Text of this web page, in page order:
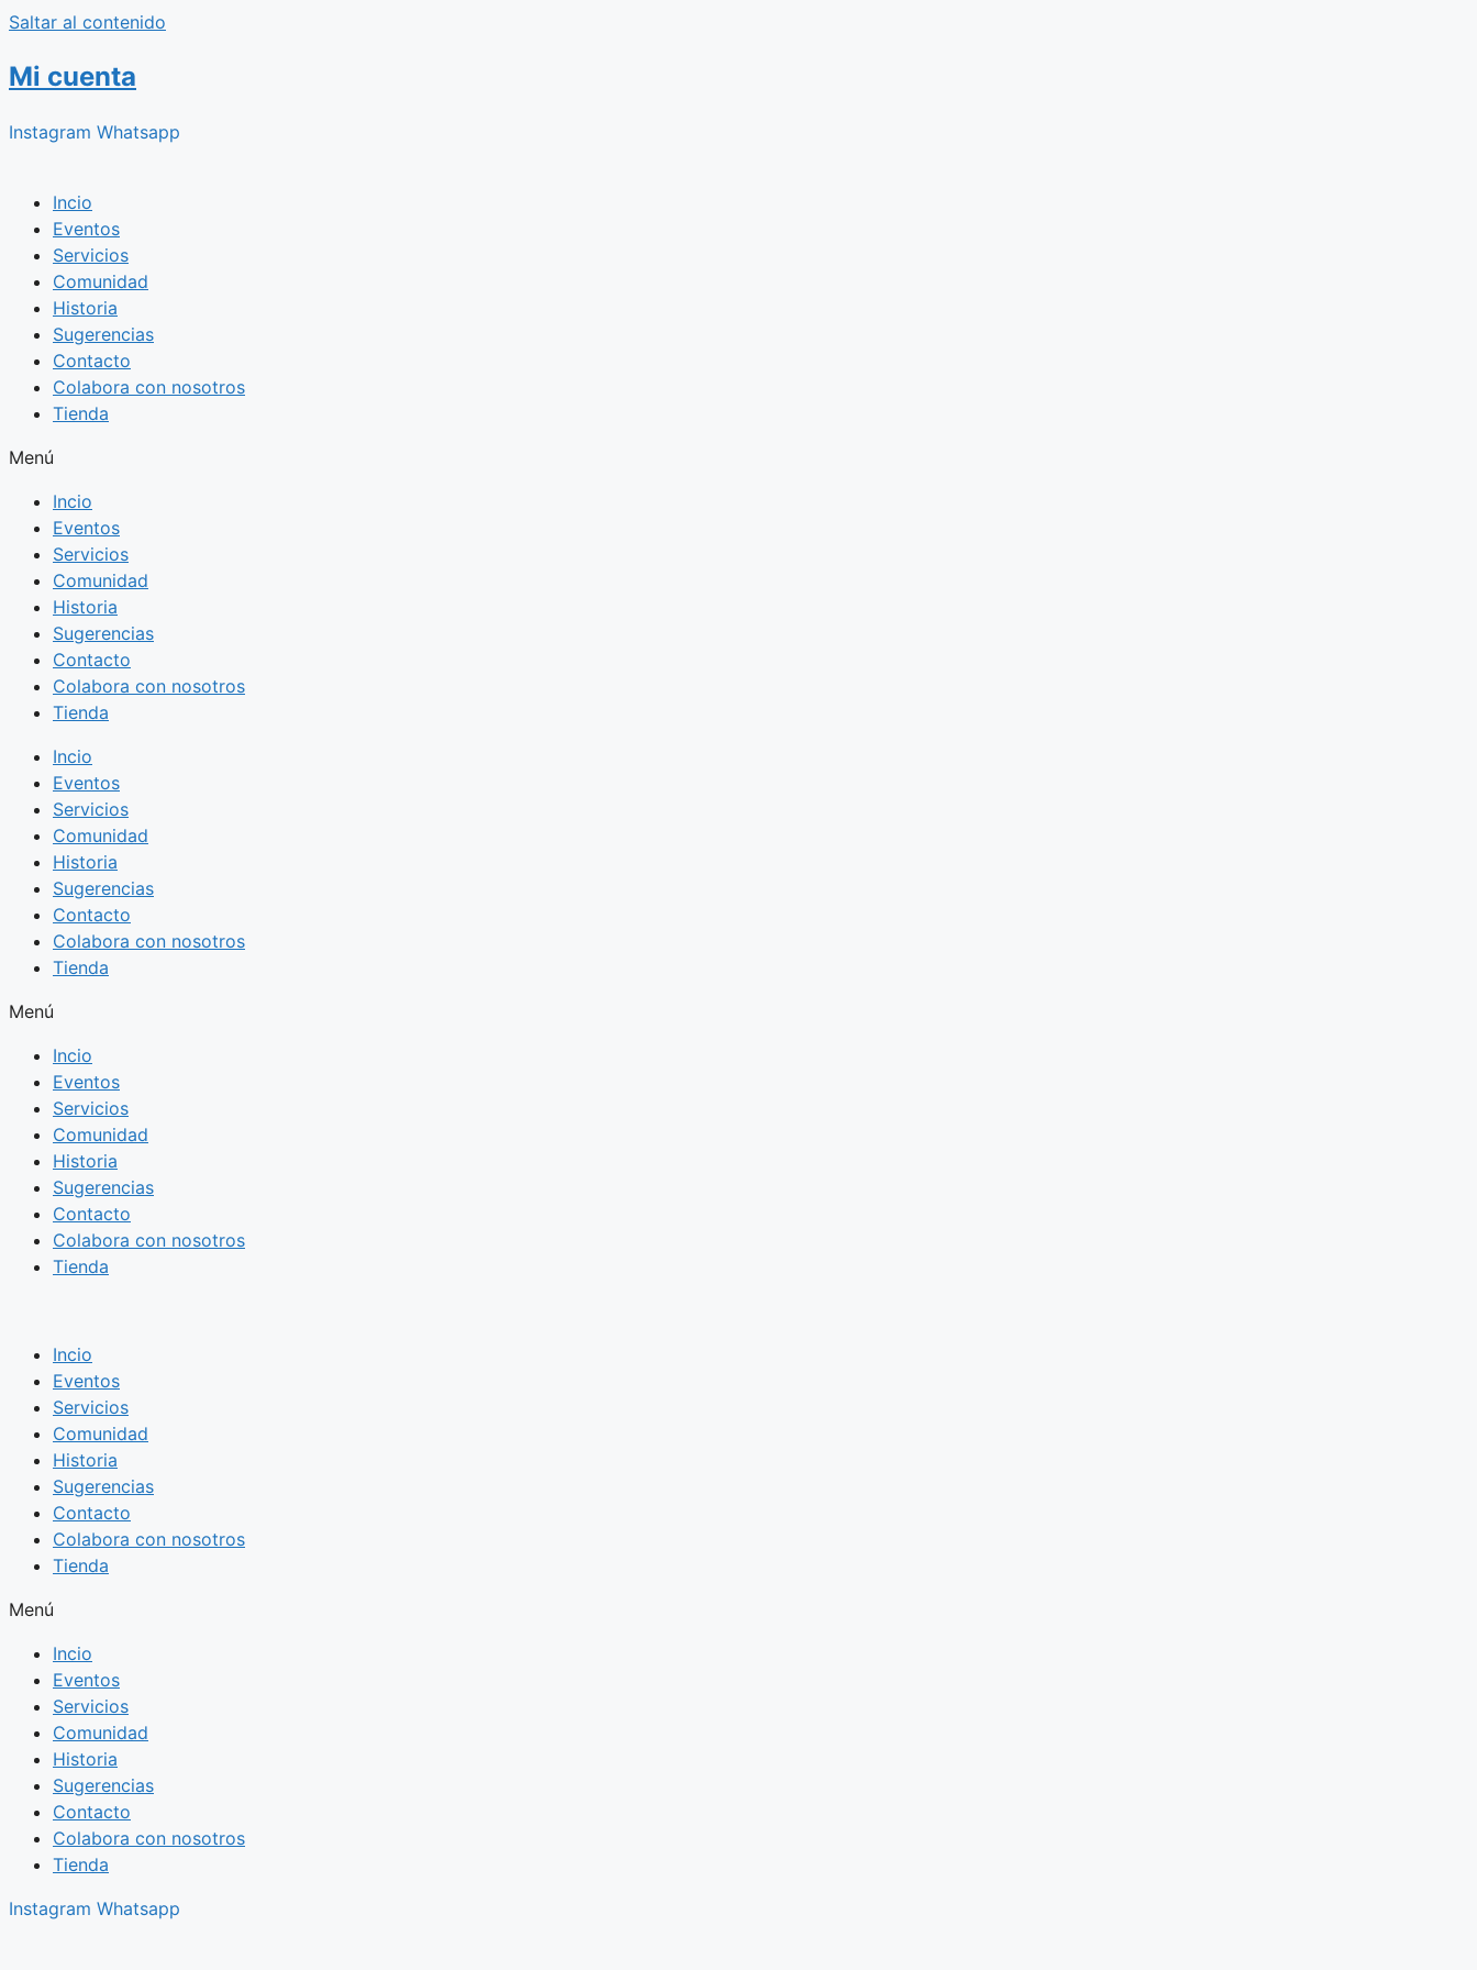
Saltar al contenido
Mi cuenta
Instagram Whatsapp
Incio
Eventos
Servicios
Comunidad
Historia
Sugerencias
Contacto
Colabora con nosotros
Tienda
Menú
Incio
Eventos
Servicios
Comunidad
Historia
Sugerencias
Contacto
Colabora con nosotros
Tienda
Incio
Eventos
Servicios
Comunidad
Historia
Sugerencias
Contacto
Colabora con nosotros
Tienda
Menú
Incio
Eventos
Servicios
Comunidad
Historia
Sugerencias
Contacto
Colabora con nosotros
Tienda
Incio
Eventos
Servicios
Comunidad
Historia
Sugerencias
Contacto
Colabora con nosotros
Tienda
Menú
Incio
Eventos
Servicios
Comunidad
Historia
Sugerencias
Contacto
Colabora con nosotros
Tienda
Instagram Whatsapp